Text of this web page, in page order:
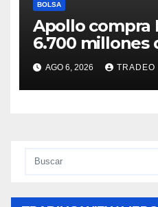
BOLSA
Apollo compra
6.700 millones
AGO 6, 2026 TRADEO